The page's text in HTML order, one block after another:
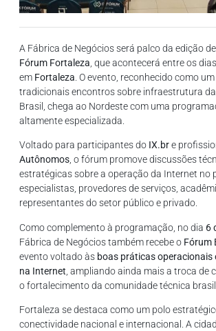
A Fábrica de Negócios será palco da edição
Fórum Fortaleza , que acontecerá entre os dias
em Fortaleza . O evento, reconhecido como
tradicionais encontros sobre infraestrutura
Brasil, chega ao Nordeste com uma
altamente especializada.
Voltado para participantes do IX.bre
Autônomos, o fórum promove discussões
estratégicas sobre a operação da Internet no
especialistas, provedores de serviços,
representantes do setor público e privado.
Como complemento à programação, no dia 6
Fábrica de Negócios também recebe o Fórum
evento voltado às boas práticas operacionais
na Internet , ampliando ainda mais a troca de
o fortalecimento da comunidade técnica
Fortaleza se destaca como um polo
conectividade nacional e internacional. A